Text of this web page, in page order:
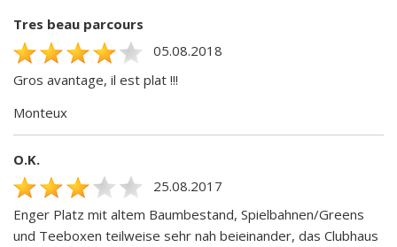
Tres beau parcours
05.08.2018
Gros avantage, il est plat !!!
Monteux
O.K.
25.08.2017
Enger Platz mit altem Baumbestand, Spielbahnen/Greens
und Teeboxen teilweise sehr nah beieinander, das Clubhaus